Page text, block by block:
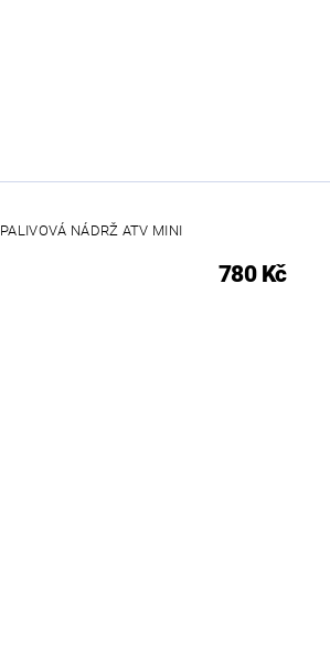
PALIVOVÁ NÁDRŽ ATV MINI
780 Kč